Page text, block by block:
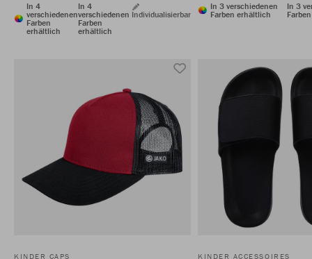
In 4
verschiedenen
Farben
erhältlich
In 4
verschiedenen
Farben
erhältlich
Individualisierbar
In 3 verschiedenen
Farben erhältlich
In 3
KINDER CAPS KINDER ACCESSOIRES